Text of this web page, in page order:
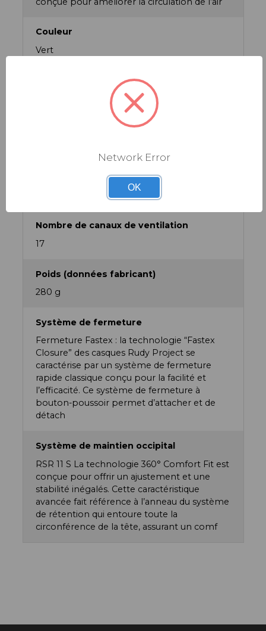
Couleur
Vert
VTT, Route, Urbain
CE/EN 1078. CPSC 12.03
Nombre de canaux de ventilation
17
Poids (données fabricant)
280 g
Système de fermeture
Fermeture Fastex : la technologie “Fastex
Closure” des casques Rudy Project se
caractérise par un système de fermeture
rapide classique conçu pour la facilité et
l’efficacité. Ce système de fermeture à
bouton-poussoir permet d’attacher et de
détach
Système de maintien occipital
RSR 11 S La technologie 360° Comfort Fit est
conçue pour offrir un ajustement et une
stabilité inégalés. Cette caractéristique
avancée fait référence à l’anneau du système
de rétention qui entoure toute la
circonférence de la tête, assurant un comf
Network Error
OK